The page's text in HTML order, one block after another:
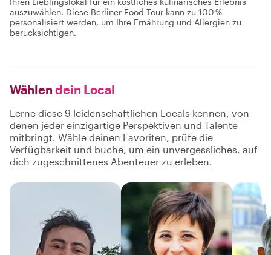
auszuwählen. Diese Berliner Food-Tour kann zu 100 %
personalisiert werden, um Ihre Ernährung und Allergien zu
berücksichtigen.
Wählen dein Local
Lerne diese 9 leidenschaftlichen Locals kennen, von
denen jeder einzigartige Perspektiven und Talente
mitbringt. Wähle deinen Favoriten, prüfe die
Verfügbarkeit und buche, um ein unvergessliches, auf
dich zugeschnittenes Abenteuer zu erleben.